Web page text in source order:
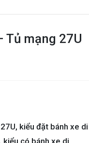
Tủ mạng 27U
kiểu đặt bánh xe di
có bánh xe di